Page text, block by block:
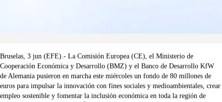
Bruselas, 3 jun (EFE).- La Comisión Europea (CE), el Ministerio de
Cooperación Económica y Desarrollo (BMZ) y el Banco de Desarrollo KfW
de Alemania pusieron en marcha este miércoles un fondo de 80 millones de
euros para impulsar la innovación con fines sociales y medioambientales, crear
empleo sostenible y fomentar la inclusión económica en toda la región de